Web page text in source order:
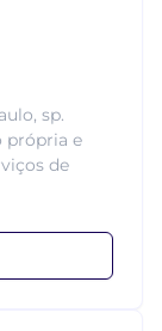
sp.
própria e
de